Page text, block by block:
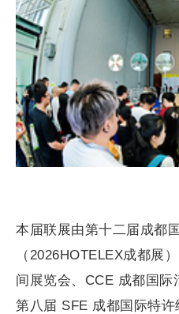
本届联展由第十二届成都
（2026HOTELEX成都展
间展览会、CCE 成都国际
第八届 SFE 成都国际特